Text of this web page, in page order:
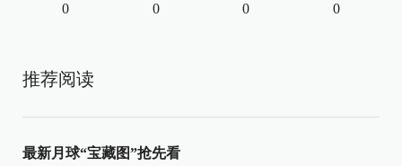
0 0 0 0
推荐阅读
最新月球“宝藏图”抢先看